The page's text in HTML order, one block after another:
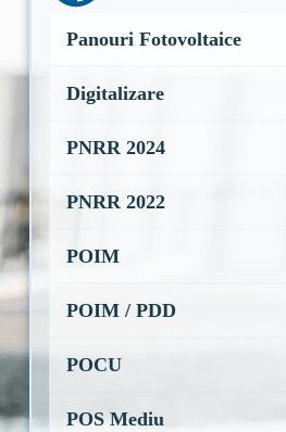
Panouri Fotovoltaice
Digitalizare
PNRR 2024
PNRR 2022
POIM
POIM / PDD
POCU
POS Mediu